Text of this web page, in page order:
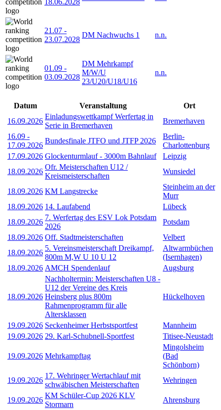
21.07 -
23.07.2028
DM Nachwuchs 1 n.n.
01.09 -
03.09.2028
DM Mehrkampf
M/W/U
23/U20/U18/U16
n.n.
Datum Veranstaltung
Ort
16.09.2026
Einladungswettkampf Werfertag in
Serie in Bremerhaven
Bremerhaven
16.09 -
17.09.2026
Bundesfinale JTFO und JTFP 2026
Berlin-
Charlottenburg
17.09.2026 Glockenturmlauf - 3000m Bahnlauf
Leipzig
18.09.2026
Ofr. Meisterschaften U12 /
Kreismeisterschaften
Wunsiedel
18.09.2026 KM Langstrecke
Steinheim an der
Murr
18.09.2026 14. Laufabend
Lübeck
18.09.2026
7. Werfertag des ESV Lok Potsdam
2026
Potsdam
18.09.2026 Off. Stadtmeisterschaften
Velbert
18.09.2026
5. Vereinsmeisterschaft Dreikampf,
800m M,W U 10 U 12
Altwarmbüchen
(Isernhagen)
18.09.2026 AMCH Spendenlauf Augsburg
18.09.2026
Nachholtermin: Meisterschaften U8 -
U12 der Vereine des Kreis
Heinsberg plus 800m
Rahmenprogramm für alle
Altersklassen
Hückelhoven
19.09.2026 Seckenheimer Herbstsportfest
Mannheim
19.09.2026 29. Karl-Schubnell-Sportfest Titisee-Neustadt
19.09.2026 Mehrkampftag
Mingolsheim
(Bad
Schönborn)
19.09.2026
17. Wehringer Wertachlauf mit
schwäbischen Meisterschaften
Wehringen
19.09.2026
KM Schüler-Cup 2026 KLV
Stormarn
Ahrensburg